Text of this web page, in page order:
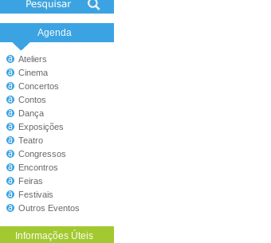
Agenda
Ateliers
Cinema
Concertos
Contos
Dança
Exposições
Teatro
Congressos
Encontros
Feiras
Festivais
Outros Eventos
Informações Úteis